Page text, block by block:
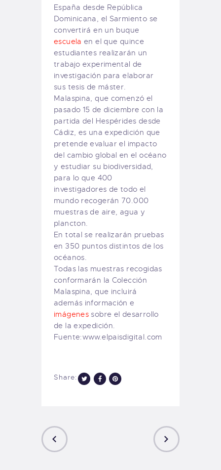
España desde República
Dominicana, el Sarmiento se
convertirá en un buque
escuela en el que quince
estudiantes realizarán un
trabajo experimental de
investigación para elaborar
sus tesis de máster.
Malaspina, que comenzó el
pasado 15 de diciembre con la
partida del Hespérides desde
Cádiz, es una expedición que
pretende evaluar el impacto
del cambio global en el océano
y estudiar su biodiversidad,
para lo que 400
investigadores de todo el
mundo recogerán 70.000
muestras de aire, agua y
plancton.
En total se realizarán pruebas
en 350 puntos distintos de los
océanos.
Todas las muestras recogidas
conformarán la Colección
Malaspina, que incluirá
además información e
imágenes sobre el desarrollo
de la expedición.
Fuente:www.elpaisdigital.com
Share: